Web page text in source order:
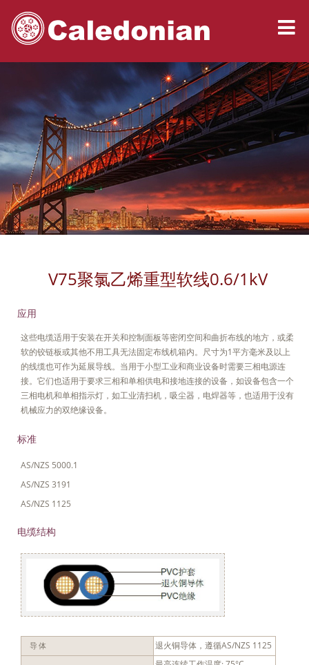
V75聚氯乙烯重型软线0.6/1kV
应用
这些电缆适用于安装在开关和控制面板等密闭空间和曲折布线的地方，或柔
软的铰链板或其他不用工具无法固定布线机箱内。尺寸为1平方毫米及以上
的线缆也可作为延展导线。当用于小型工业和商业设备时需要三相电源连
接。它们也适用于要求三相和单相供电和接地连接的设备，如设备包含一个
三相电机和单相指示灯，如工业清扫机，吸尘器，电焊器等，也适用于没有
机械应力的双绝缘设备。
标准
AS/NZS 5000.1
AS/NZS 3191
AS/NZS 1125
电缆结构
导体
退火铜导体，遵循AS/NZS 1125